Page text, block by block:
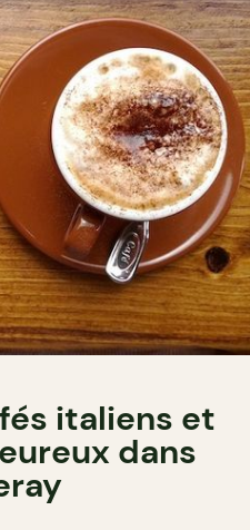
italiens et
dans